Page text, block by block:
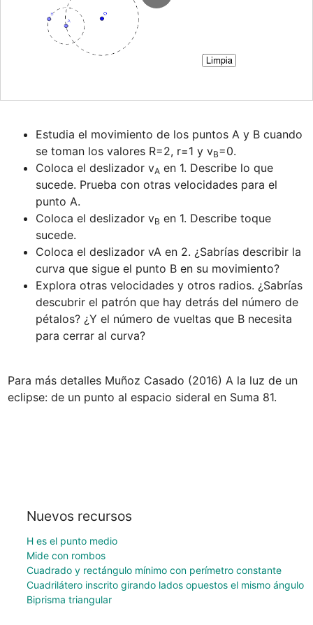
Estudia el movimiento de los puntos A y B cuando
se toman los valores R=2, r=1 y vB=0.
Coloca el deslizador vA en 1. Describe lo que
sucede. Prueba con otras velocidades para el
punto A.
Coloca el deslizador vB en 1. Describe toque
sucede.
Coloca el deslizador vA en 2. ¿Sabrías describir la
curva que sigue el punto B en su movimiento?
Explora otras velocidades y otros radios. ¿Sabrías
descubrir el patrón que hay detrás del número de
pétalos? ¿Y el número de vueltas que B necesita
para cerrar al curva?
Para más detalles Muñoz Casado (2016) A la luz de un
eclipse: de un punto al espacio sideral en Suma 81.
Nuevos recursos
H es el punto medio
Mide con rombos
Cuadrado y rectángulo mínimo con perímetro constante
Cuadrilátero inscrito girando lados opuestos el mismo ángulo
Biprisma triangular